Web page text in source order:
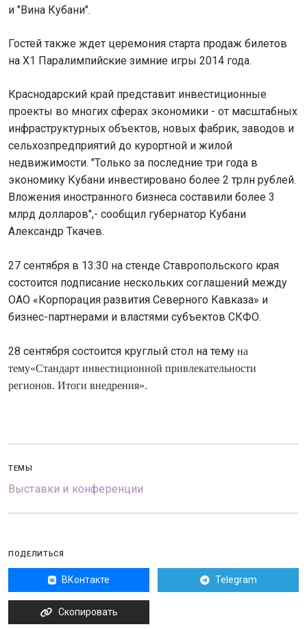
и "Вина Кубани".
Гостей также ждет церемония старта продаж билетов
на Х1 Паралимпийские зимние игры 2014 года.
Краснодарский край представит инвестиционные
проекты во многих сферах экономики - от масштабных
инфраструктурных объектов, новых фабрик, заводов и
сельхозпредприятий до курортной и жилой
недвижимости. "Только за последние три года в
экономику Кубани инвестировано более 2 трлн рублей.
Вложения иностранного бизнеса составили более 3
млрд долларов",- сообщил губернатор Кубани
Александр Ткачев.
27 сентября в 13:30 на стенде Ставропольского края
состоится подписание нескольких соглашений между
ОАО «Корпорация развития Северного Кавказа» и
бизнес-партнерами и властями субъектов СКФО.
28 сентября состоится круглый стол на тему на
тему«Стандарт инвестиционной привлекательности
регионов. Итоги внедрения».
ТЕМЫ
Выставки и конференции
ПОДЕЛИТЬСЯ
ВКонтакте Telegram
Скопировать